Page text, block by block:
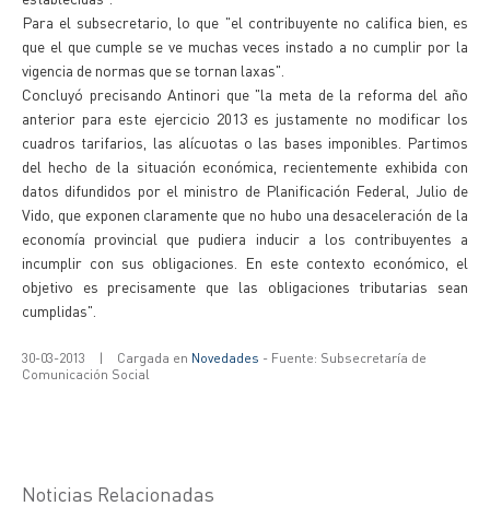
Para el subsecretario, lo que "el contribuyente no califica bien, es
que el que cumple se ve muchas veces instado a no cumplir por la
vigencia de normas que se tornan laxas".
Concluyó precisando Antinori que "la meta de la reforma del año
anterior para este ejercicio 2013 es justamente no modificar los
cuadros tarifarios, las alícuotas o las bases imponibles. Partimos
del hecho de la situación económica, recientemente exhibida con
datos difundidos por el ministro de Planificación Federal, Julio de
Vido, que exponen claramente que no hubo una desaceleración de la
economía provincial que pudiera inducir a los contribuyentes a
incumplir con sus obligaciones. En este contexto económico, el
objetivo es precisamente que las obligaciones tributarias sean
cumplidas".
30-03-2013 | Cargada en Novedades - Fuente: Subsecretaría de
Comunicación Social
Noticias Relacionadas